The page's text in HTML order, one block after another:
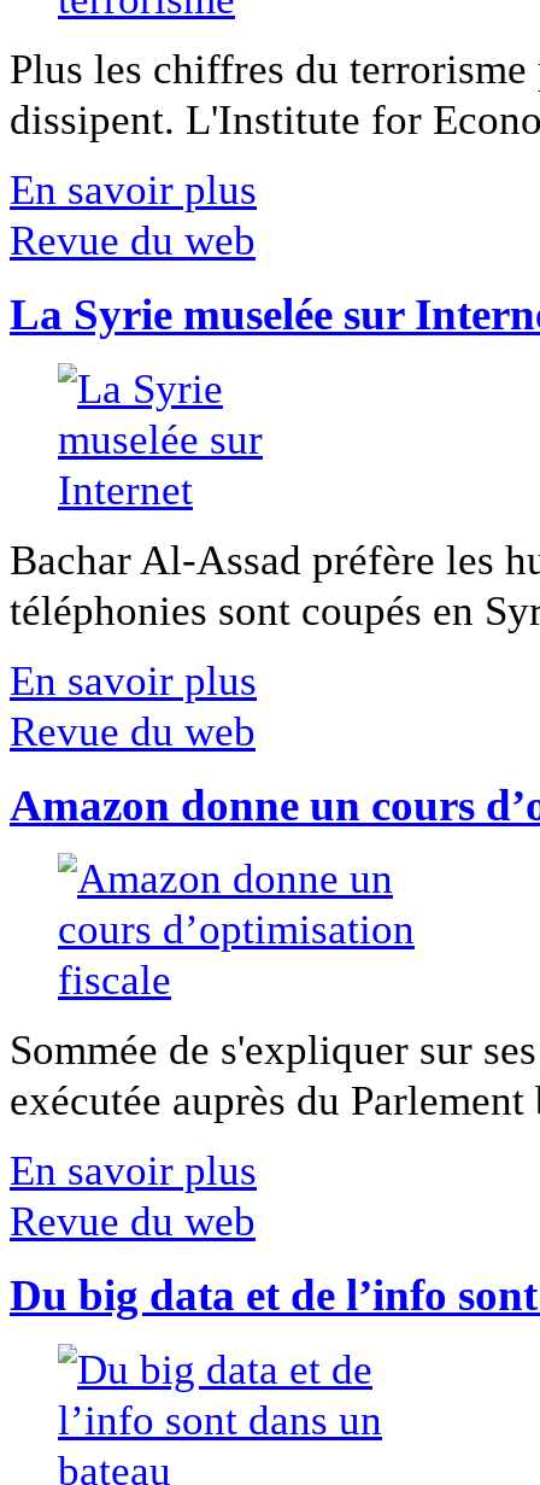
Plus les chiffres du
dissipent. L'Institute for
En savoir plus
Revue du web
La Syrie muselée sur
Bachar Al-Assad préfère les
téléphonies sont coupés en
En savoir plus
Revue du web
Amazon donne un cours
Sommée de s'expliquer sur
exécutée auprès du
En savoir plus
Revue du web
Du big data et de l’info